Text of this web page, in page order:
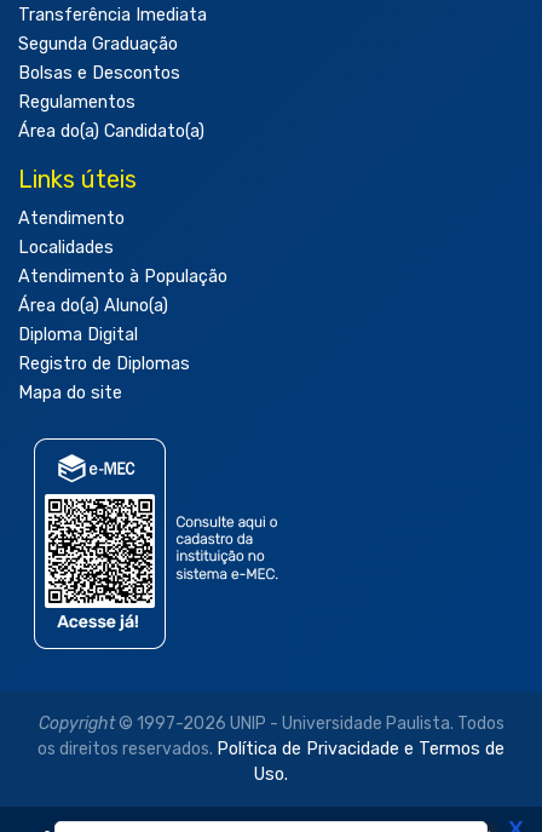
Transferência Imediata
Segunda Graduação
Bolsas e Descontos
Regulamentos
Área do(a) Candidato(a)
Links úteis
Atendimento
Localidades
Atendimento à População
Área do(a) Aluno(a)
Diploma Digital
Registro de Diplomas
Mapa do site
Copyright© 1997-2026 UNIP - Universidade Paulista. Todos
os direitos reservados. Política de Privacidade e Termos de
Uso.